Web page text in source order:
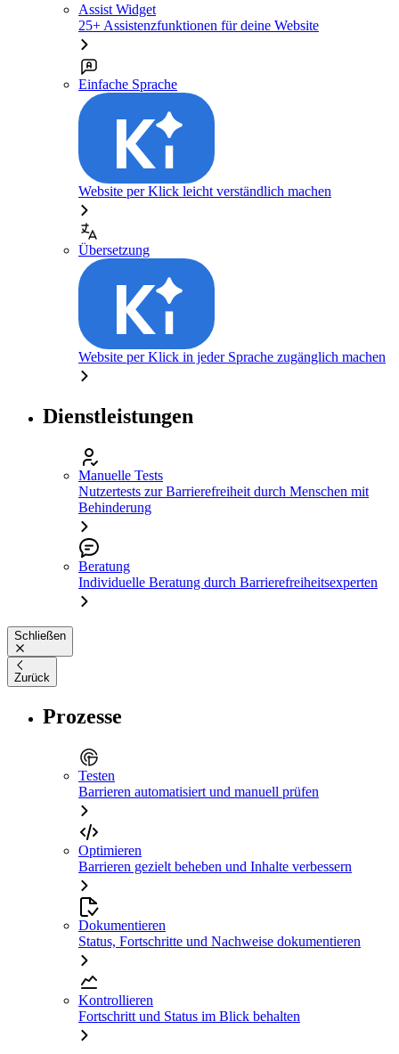
Assist Widget
25+ Assistenzfunktionen für deine Website
Einfache Sprache
Website per Klick leicht verständlich machen
Übersetzung
Website per Klick in jeder Sprache zugänglich machen
Dienstleistungen
Manuelle Tests
Nutzertests zur Barrierefreiheit durch Menschen mit
Behinderung
Beratung
Individuelle Beratung durch Barrierefreiheitsexperten
Schließen
Zurück
Prozesse
Testen
Barrieren automatisiert und manuell prüfen
Optimieren
Barrieren gezielt beheben und Inhalte verbessern
Dokumentieren
Status, Fortschritte und Nachweise dokumentieren
Kontrollieren
Fortschritt und Status im Blick behalten